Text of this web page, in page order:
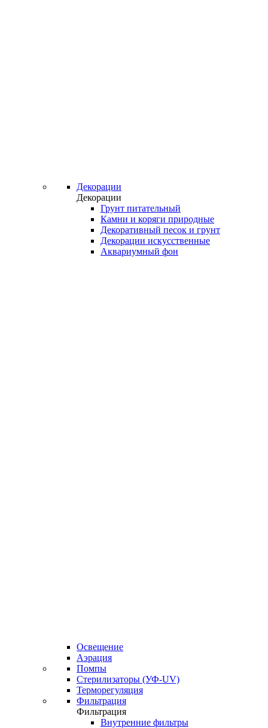
Декорации
Декорации
Грунт питательный
Камни и коряги природные
Декоративный песок и грунт
Декорации искусственные
Аквариумный фон
Освещение
Аэрация
Помпы
Стерилизаторы (УФ-UV)
Терморегуляция
Фильтрация
Фильтрация
Внутренние фильтры